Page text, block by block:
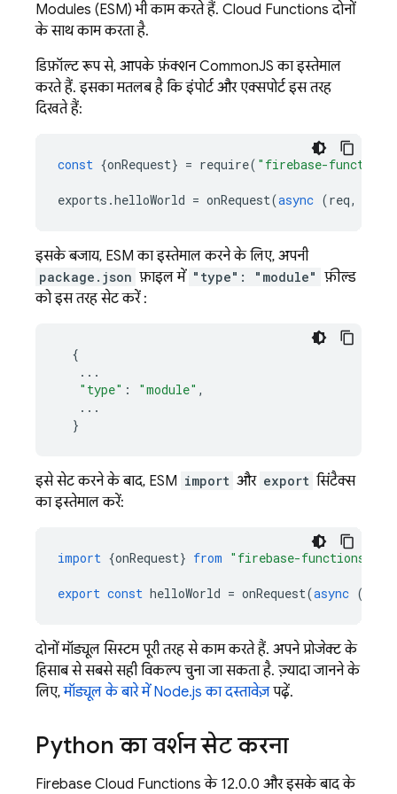
Modules (ESM) भी काम करते हैं. Cloud Functions दोनों
के साथ काम करता है.
डिफ़ॉल्ट रूप से, आपके फ़ंक्शन CommonJS का इस्तेमाल
करते हैं. इसका मतलब है कि इंपोर्ट और एक्सपोर्ट इस तरह
दिखते हैं:
const {onRequest} = require( "firebase-
exports .helloWorld = onRequest(async (req,
इसके बजाय, ESM का इस्तेमाल करने के लिए, अपनी
package.json फ़ाइल में "type": "module" फ़ील्ड
को इस तरह सेट करें :
{
...
"type" : "module" ,
...
}
इसे सेट करने के बाद, ESM import और export सिंटैक्स
का इस्तेमाल करें:
import {onRequest} from "firebase-functions/
export const helloWorld = onRequest(async (
दोनों मॉड्यूल सिस्टम पूरी तरह से काम करते हैं. अपने प्रोजेक्ट के
हिसाब से सबसे सही विकल्प चुना जा सकता है. ज़्यादा जानने के
लिए,मॉड्यूल के बारे में Node.js का दस्तावेज़पढ़ें.
Python का वर्शन सेट करना
Firebase Cloud Functions के 12.0.0 और इसके बाद के